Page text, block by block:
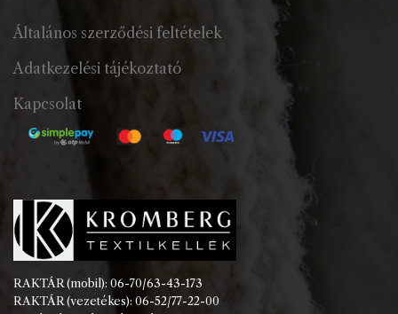
Általános szerződési feltételek
Adatkezelési tájékoztató
Kapcsolat
RAKTÁR (mobil): 06-70/63-43-173
RAKTÁR (vezetékes): 06-52/77-22-00